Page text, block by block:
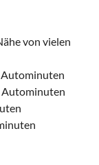
von vielen
Autominuten
Autominuten